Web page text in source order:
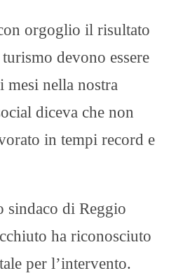
orgoglio il risultato
devono essere
nella nostra
diceva che non
in tempi record e
sindaco di Reggio
ha riconosciuto
per l’intervento.